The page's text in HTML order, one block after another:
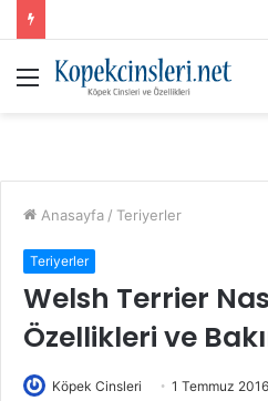
Menü
Anasayfa / Teriyerler
Teriyerler
Welsh Terrier
Özellikleri ve
Köpek Cinsleri 1 Temmuz 2016